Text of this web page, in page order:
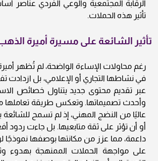
الرقابة المجتمعية والوعي الفردي عناصر
تأثير هذه الحملات.
تأثير الشائعة على مسيرة أميرة
رغم محاولات الإساءة الواضحة، لم تُظهر
في نشاطها التجاري أو الإعلامي، بل ازدادت
عبر تقديم محتوى جديد يتناول خصائص
وأحدث تصميماتها. وتعكس طريقة تعاملها
عاليًا من النضج المهني، إذ لم تسمح للشائعة
أو أن تؤثر على ثقة متابعيها. بل جاءت ردود
داعمة، مما عزز من مكانتها بوصفها نموذجًا
على مواجهة الحملات الممنهجة بهدوء